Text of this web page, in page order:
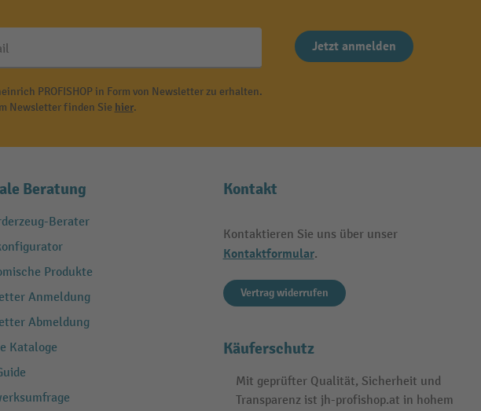
Jetzt anmelden
PROFISHOP in Form von Newsletter zu erhalten.
Newsletter finden Sie hier.
Beratung
Berater
Produkte
Anmeldung
Abmeldung
Kataloge
Kontakt
Kontaktieren Sie uns über unser
Kontaktformular.
Vertrag widerrufen
Käuferschutz
Mit geprüfter Qualität, Sicherheit und
Transparenz ist jh-profishop.at in hohem